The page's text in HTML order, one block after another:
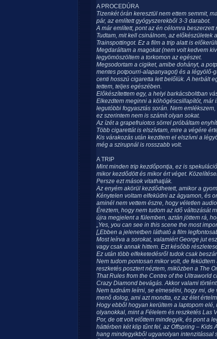
A PROCEDÚRA
Tizenkét órán keresztül nem ettem semmit,
pár, az említett gyógyszerekből 3-3 darabot.
A már említett, pont az én célomra
Tudtam, mit kell csinálnom, az előkészületek
Trainspottingot. Ez a film a trip alatt is
Megdaráltam a magokat (nem volt kedvem
legyömöszöltem a torkomon az egészet.
Megsodortam a cigiket, amibe dohányt, a
mentes potpourri-alapanyagot) és a légyölő-
centi hosszú cigaretta lett belőlük. A herbált
tettem, teljes egészében.
Előkészítettem egy, a helyi barkácsboltban
Elkezdtem meginni a köhögéscsillapítót, már
legutóbbi fogyasztás során. Nem
ez szerintem nem is számít olyan sokat.
Az ízét a grapefruiotos sörrel próbáltam
Több cigarettát is elszívtam, mire a végére
Kis várakozás után kezdtem el elszívni a
még a szirupnál is rosszabb volt.
A TRIP
Mint minden trip kezdőpontja, ez is
mikor kezdődött és mikor ért véget.
Persze ezt mások vitathatják.
Az enyém akörül kezdődhetett, amikor a
Kénytelen voltam elfeküdni az ágyamon, és
aminél nem vettem észre, hogy véletlen
Éreztem, hogy nem tudom az idő változását
újra megjelent a fülemben, aztán jöttem rá,
„Yes, you can see in this scene the most
[„Ebben a jelenetben látható a film
Most leírva a sorokat, valamiért George jut
vagy csak annak hittem. Ezt később
Ez után több elfeketedésről tudok csak
Nem tudom pontosan mikor volt, de
reszketés posztert néztem, miközben a The
That Rules from the Centre of the Ultraworld
Crazy Diamond bevágás. Akkor valami
Nem tudnám leírni, se elmesélni, hogy mi,
menő dolog, ami azt mondta, ez az élet
Hogy ebből hogyan kerültem a laptopom
olyanokkal, mint a Félelem és reszketés Las
Por, de ott volt előttem mindegyik, és pont a
háttérben két klip tűnt fel, az Offspring – Kids
hang mindegyikből ugyanolyan intenzitással